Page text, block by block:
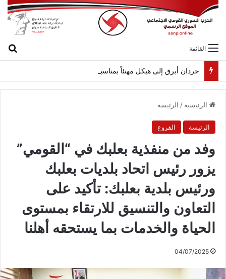
القائمة
حردان أبرق إلى هيكل مهنئاً بمناسبة عيد الجيش
الرئيسية / الرئيسة
الرئيسة الفروع
وفد من منفذية بعلبك في “القومي”
يزور رئيس اتحاد بلديات بعلبك
ورئيس بلدية بعلبك: تأكيد على
التعاون والتنسيق للارتقاء بمستوى
الحياة والخدمات بما يستحقه أهلنا
04/07/2025